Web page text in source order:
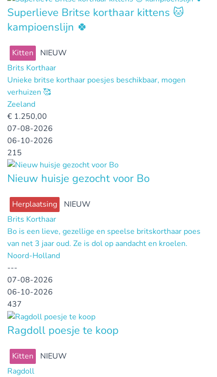
Superlieve Britse korthaar kittens 🐱
kampioenslijn 🍀
Kitten
NIEUW
Brits Korthaar
Unieke britse korthaar poesjes beschikbaar, mogen
verhuizen 🥰
Zeeland
€ 1.250,00
07-08-2026
06-10-2026
215
Nieuw huisje gezocht voor Bo
Herplaatsing
NIEUW
Brits Korthaar
Bo is een lieve, gezellige en speelse britskorthaar poes
van net 3 jaar oud. Ze is dol op aandacht en kroelen.
Noord-Holland
---
07-08-2026
06-10-2026
437
Ragdoll poesje te koop
Kitten
NIEUW
Ragdoll